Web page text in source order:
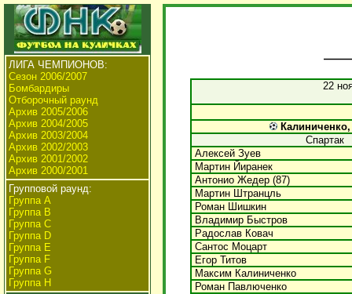
ЛИГА ЧЕМПИОНОВ:
Сезон 2006/2007
Бомбардиры
Отборочный раунд
Архив 2005/2006
Архив 2004/2005
Архив 2003/2004
Архив 2002/2003
Архив 2001/2002
Архив 2000/2001
Групповой раунд:
Группа А
Группа В
Группа C
Группа D
Группа E
Группа F
Группа G
Группа H
22
Спартак
Алексей Зуев
Мартин Йиранек
Антонио Жедер (87)
Мартин Штранцль
Роман Шишкин
Владимир Быстров
Радослав Ковач
Сантос Моцарт
Егор Титов
Максим Калиниченко
Роман Павлюченко